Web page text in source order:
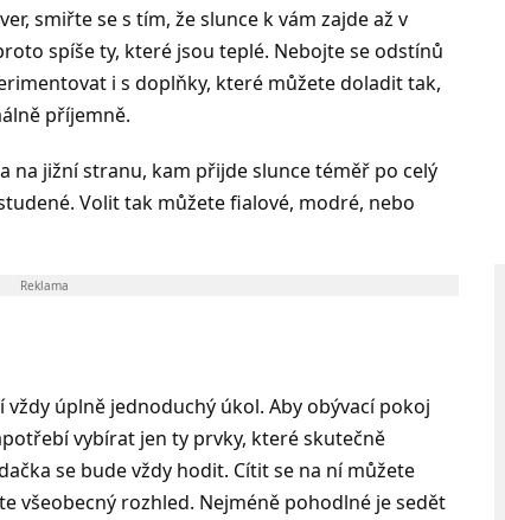
smiřte se s tím, že slunce k vám zajde až v
spíše ty, které jsou teplé. Nebojte se odstínů
i s doplňky, které můžete doladit tak,
příjemně.
na jižní stranu, kam přijde slunce téměř po celý
Volit tak můžete fialové, modré, nebo
Reklama
úplně jednoduchý úkol. Aby obývací pokoj
vybírat jen ty prvky, které skutečně
se bude vždy hodit. Cítit se na ní můžete
všeobecný rozhled. Nejméně pohodlné je sedět